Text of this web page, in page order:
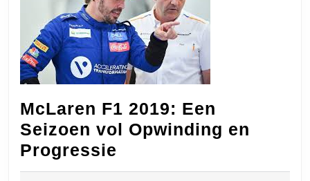
McLaren F1 2019: Een
Seizoen vol Opwinding en
Progressie
F1